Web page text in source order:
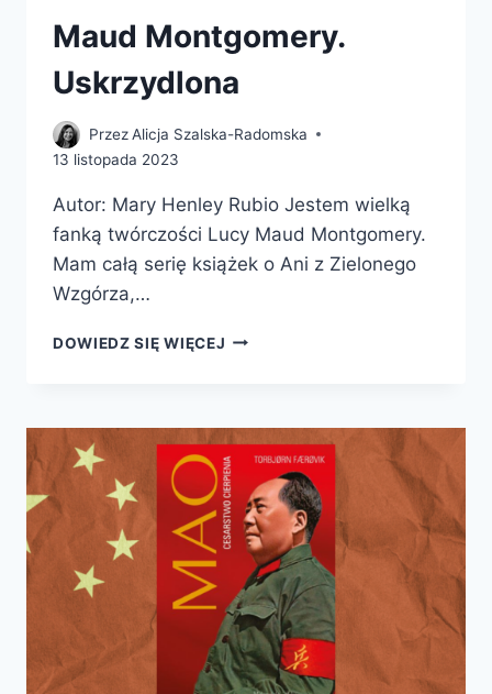
Maud Montgomery.
Uskrzydlona
PrzezAlicja Szalska-Radomska
13 listopada 2023
Autor: Mary Henley Rubio Jestem wielką
fanką twórczości Lucy Maud Montgomery.
Mam całą serię książek o Ani z Zielonego
Wzgórza,…
DOWIEDZ SIĘ WIĘCEJ MAUD